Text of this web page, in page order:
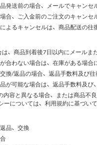
発送前の場合、メールでキャンセ
合、ご入金前のご注文のキャンセ
よるキャンセルは、商品配送の往
、商品到着後7日以内にメールま
合わない場合は、在庫がある場合
換/返品の場合、返品手数料及び往
が可能な場合は、返品手数料及び
内容と異なる場合、または商品不
については、利用規約に基づいて
品、交換